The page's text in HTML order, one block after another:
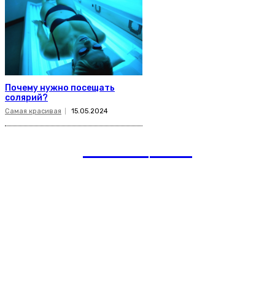
Почему нужно посещать
солярий?
Самая красивая 15.05.2024